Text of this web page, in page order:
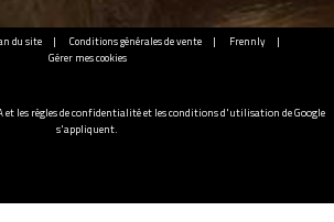
du site Conditions générales de vente
Frennly
Gérer mes cookies
et les règles de confidentialitéet lesconditions d'utilisation de Google
s'appliquent.